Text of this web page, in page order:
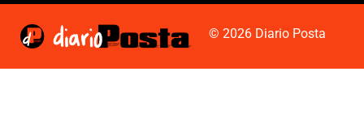
© 2026 Diario Posta